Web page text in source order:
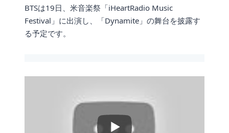
BTSは19日、米音楽祭「iHeartRadio Music
Festival」に出演し、「Dynamite」の舞台を披露す
る予定です。